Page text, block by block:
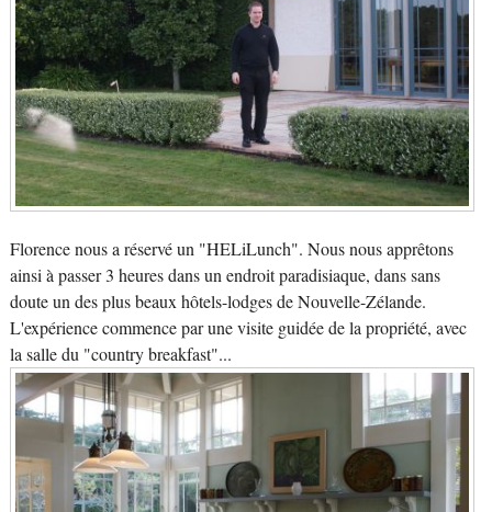
Florence nous a réservé un "HELiLunch". Nous nous apprêtons
ainsi à passer 3 heures dans un endroit paradisiaque, dans sans
doute un des plus beaux hôtels-lodges de Nouvelle-Zélande.
L'expérience commence par une visite guidée de la propriété, avec
la salle du "country breakfast"...